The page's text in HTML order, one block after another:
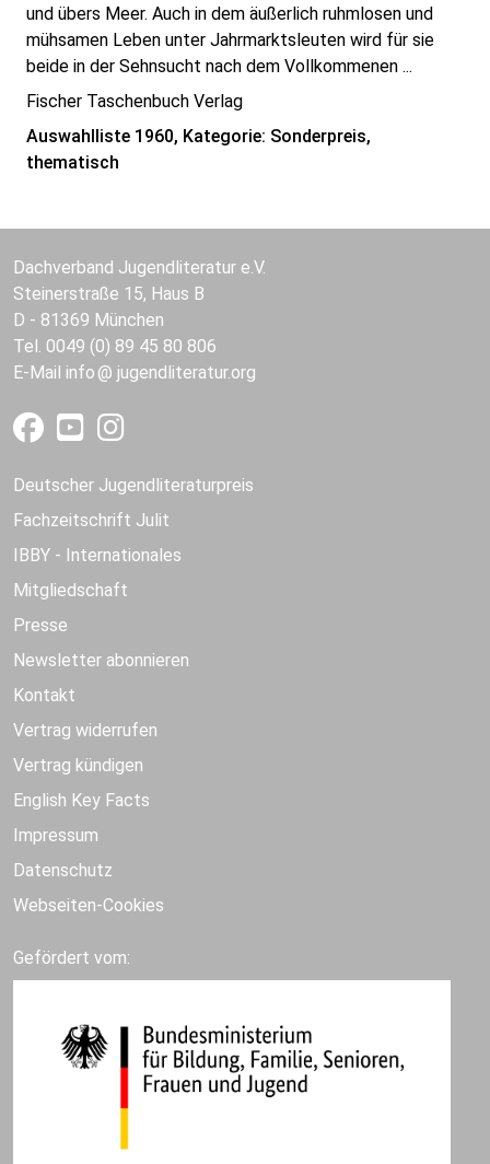
und übers Meer. Auch in dem äußerlich ruhmlosen und
mühsamen Leben unter Jahrmarktsleuten wird für sie
beide in der Sehnsucht nach dem Vollkommenen ...
Fischer Taschenbuch Verlag
Auswahlliste 1960, Kategorie: Sonderpreis,
thematisch
Dachverband Jugendliteratur e.V.
Steinerstraße 15, Haus B
D - 81369 München
Tel. 0049 (0) 89 45 80 806
E-Mail info jugendliteratur.org
Deutscher Jugendliteraturpreis
Fachzeitschrift Julit
IBBY - Internationales
Mitgliedschaft
Presse
Newsletter abonnieren
Kontakt
Vertrag widerrufen
Vertrag kündigen
English Key Facts
Impressum
Datenschutz
Webseiten-Cookies
Gefördert vom: